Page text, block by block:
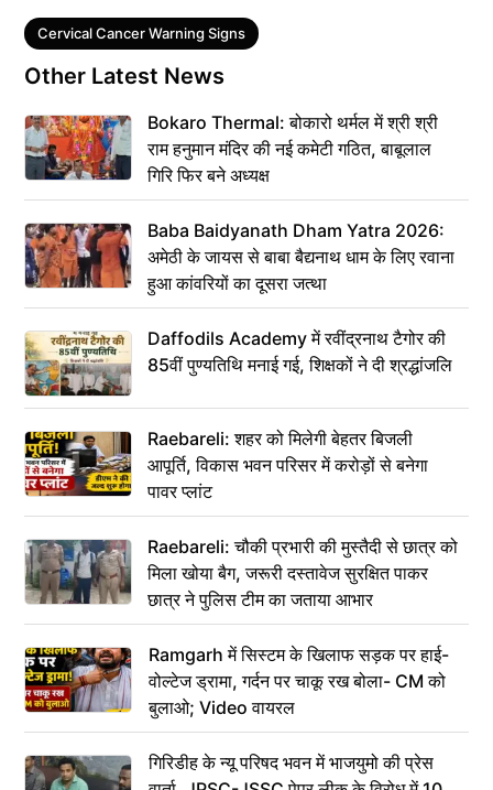
Tags
Cervical Cancer Warning Signs
Other Latest News
Bokaro Thermal: बोकारो थर्मल में श्री श्री
राम हनुमान मंदिर की नई कमेटी गठित, बाबूलाल
गिरि फिर बने अध्यक्ष
Baba Baidyanath Dham Yatra 2026:
अमेठी के जायस से बाबा बैद्यनाथ धाम के लिए रवाना
हुआ कांवरियों का दूसरा जत्था
Daffodils Academy में रवींद्रनाथ टैगोर की
85वीं पुण्यतिथि मनाई गई, शिक्षकों ने दी श्रद्धांजलि
Raebareli: शहर को मिलेगी बेहतर बिजली
आपूर्ति, विकास भवन परिसर में करोड़ों से बनेगा
पावर प्लांट
Raebareli: चौकी प्रभारी की मुस्तैदी से छात्र को
मिला खोया बैग, जरूरी दस्तावेज सुरक्षित पाकर
छात्र ने पुलिस टीम का जताया आभार
Ramgarh में सिस्टम के खिलाफ सड़क पर हाई-
वोल्टेज ड्रामा, गर्दन पर चाकू रख बोला- CM को
बुलाओ; Video वायरल
गिरिडीह के न्यू परिषद भवन में भाजयुमो की प्रेस